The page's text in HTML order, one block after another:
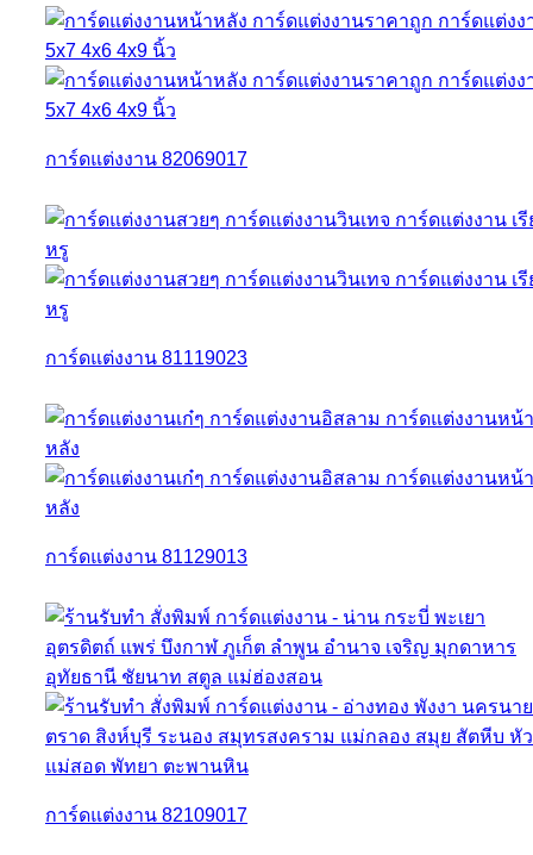
การ์ดแต่งงาน 82069017
การ์ดแต่งงาน 81119023
การ์ดแต่งงาน 81129013
การ์ดแต่งงาน 82109017